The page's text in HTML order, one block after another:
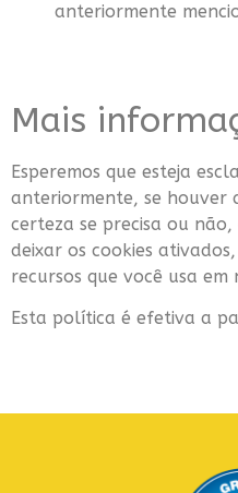
anteriormente
Mais
Esperemos que esteja
anteriormente, se houver
certeza se precisa ou
deixar os cookies
recursos que você usa em
Esta política é efetiva a